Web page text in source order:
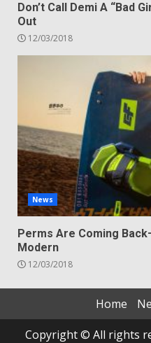
Don’t Call Demi A “Bad
Out
12/03/2018
News
Perms Are Coming
Modern
12/03/2018
Home
Copyright © All rights